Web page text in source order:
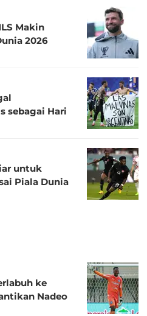
Makin
2026
sebagai Hari
untuk
Piala Dunia
ke
Nadeo